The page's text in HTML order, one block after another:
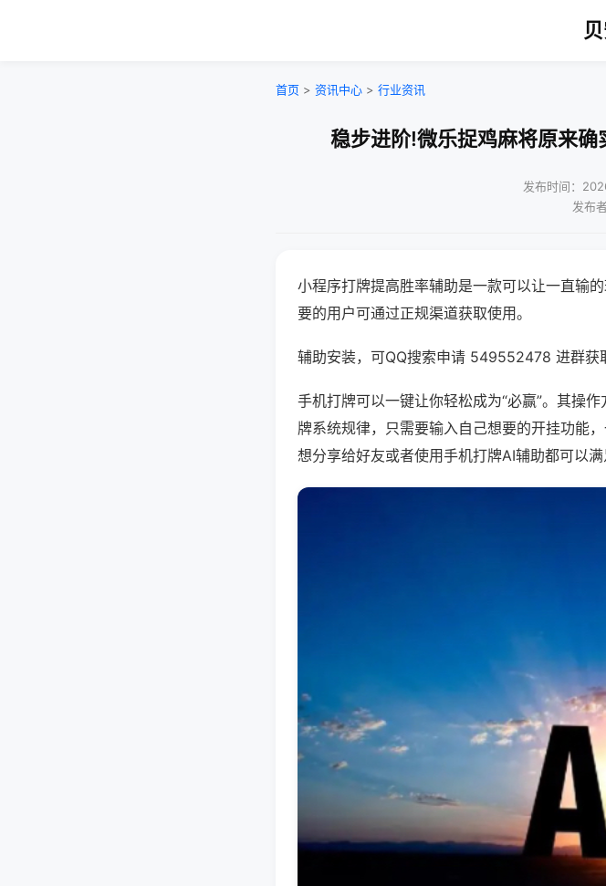
首页 > 资讯中心 > 行业资讯
稳步进阶!微乐捉鸡麻将原来
发布时间：
发布
小程序打牌提高胜率辅助是一款可以让一直输
要的用户可通过正规渠道获取使用。
辅助安装，可QQ搜索申请 549552478 进群获
手机打牌可以一键让你轻松成为“必赢”。其操
牌系统规律，只需要输入自己想要的开挂功能
想分享给好友或者使用手机打牌AI辅助都可以满